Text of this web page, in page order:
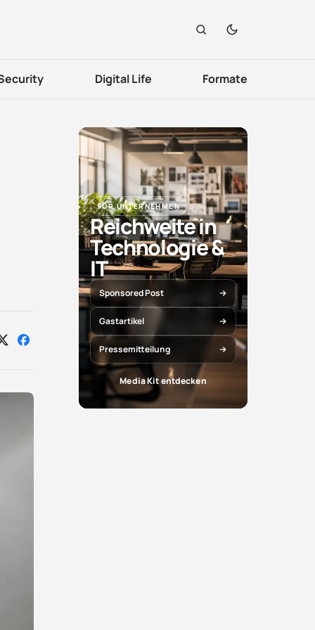
Digital Life Formate
Auf Auf
FÜR UNTERNEHMEN
Reichweite in
Technologie &
IT
Sponsored Post
Gastartikel
Pressemitteilung
Media Kit entdecken